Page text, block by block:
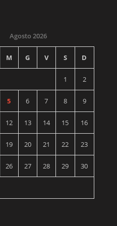
Agosto 2026
M G V S D
1 2
5 6 7 8 9
12 13 14 15 16
19 20 21 22 23
26 27 28 29 30